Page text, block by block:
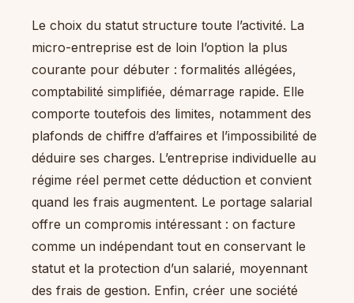
Le choix du statut structure toute l’activité. La
micro-entreprise est de loin l’option la plus
courante pour débuter : formalités allégées,
comptabilité simplifiée, démarrage rapide. Elle
comporte toutefois des limites, notamment des
plafonds de chiffre d’affaires et l’impossibilité de
déduire ses charges. L’entreprise individuelle au
régime réel permet cette déduction et convient
quand les frais augmentent. Le portage salarial
offre un compromis intéressant : on facture
comme un indépendant tout en conservant le
statut et la protection d’un salarié, moyennant
des frais de gestion. Enfin, créer une société